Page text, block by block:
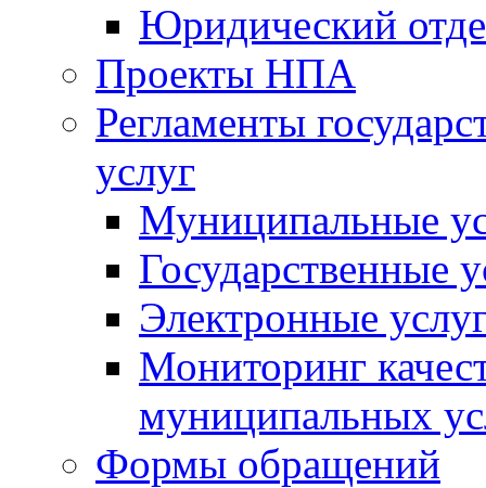
Юридический
Проекты НПА
Регламенты
услуг
Муниципальные
Государственные
Электронные
Мониторинг
муниципальных
Формы обращений